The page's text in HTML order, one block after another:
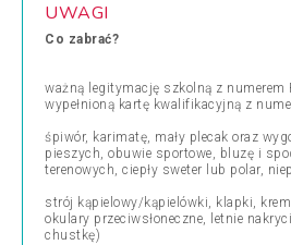
UWAGI
Co zabrać?
ważną legitymację szkolną z numerem
wypełnioną kartę kwalifikacyjną z
śpiwór, karimatę, mały plecak oraz
pieszych, obuwie sportowe, bluzę i
terenowych, ciepły sweter lub polar,
strój kąpielowy/kąpielówki, klapki,
okulary przeciwsłoneczne, letnie
chustkę)